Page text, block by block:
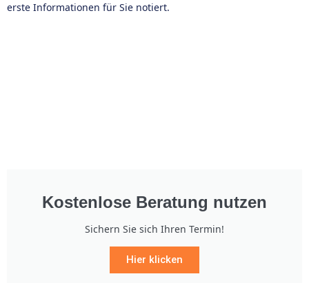
erste Informationen für Sie notiert.
Kostenlose Beratung nutzen
Sichern Sie sich Ihren Termin!
Hier klicken